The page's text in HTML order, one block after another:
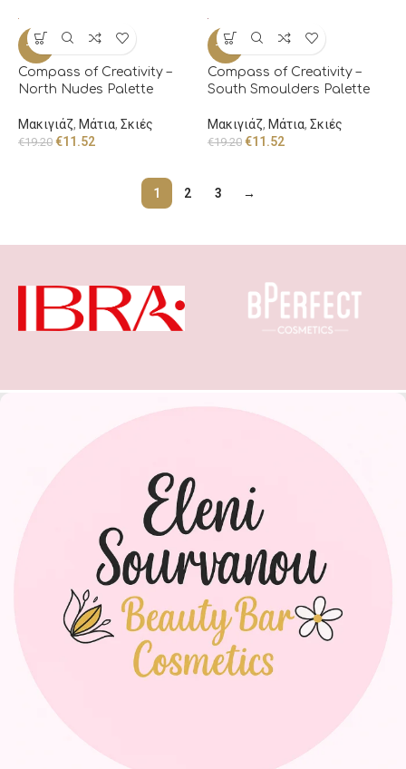
-40%
Compass of Creativity –
North Nudes Palette
Μακιγιάζ, Μάτια, Σκιές
€19.20 €11.52
-40%
Compass of Creativity –
South Smoulders Palette
Μακιγιάζ, Μάτια, Σκιές
€19.20 €11.52
1 2 3 →